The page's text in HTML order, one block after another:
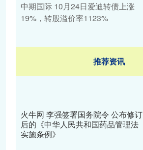
中期国际 10月24日爱迪转债上涨
19%，转股溢价率1123%
推荐资讯
火牛网 李强签署国务院令 公布修订
后的《中华人民共和国药品管理法
实施条例》